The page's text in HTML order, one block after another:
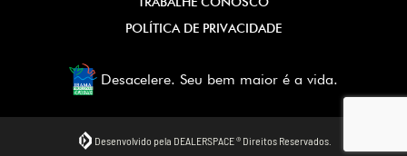
POLÍTICA DE PRIVACIDADE
Desacelere. Seu bem maior é a vida.
Desenvolvido pela DEALERSPACE ® Direitos Reservados.